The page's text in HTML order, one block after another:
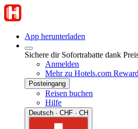
App herunterladen
Sichere dir Sofortrabatte dank
Anmelden
Mehr zu Hotels.com
Posteingang
Reisen buchen
Hilfe
Deutsch · CHF · CH